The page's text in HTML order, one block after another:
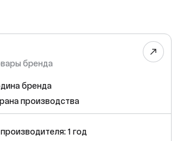
рабочая температура: +95 °C. *
PN: 16 бар. * Материал: латунь. *
колец: синтетический каучук
гильзы: нержавеющая сталь AISI 304.
качество материалов и
и надёжность. * Простота
* Подходит для систем горячего
а также отопления. Гарантия
и долговечный фитинг, который
работу вашей инженерной
годы.
бренда
бренда
производства
1 год